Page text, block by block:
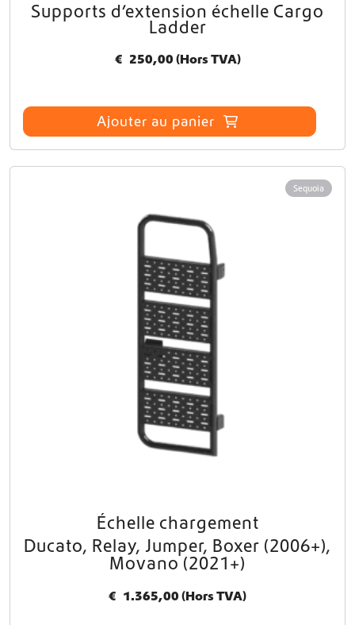
Supports d’extension échelle Cargo
Ladder
€ 250,00 (Hors TVA)
Ajouter au panier
Sequoia
Échelle chargement
Ducato, Relay, Jumper, Boxer (2006+),
Movano (2021+)
€ 1.365,00 (Hors TVA)